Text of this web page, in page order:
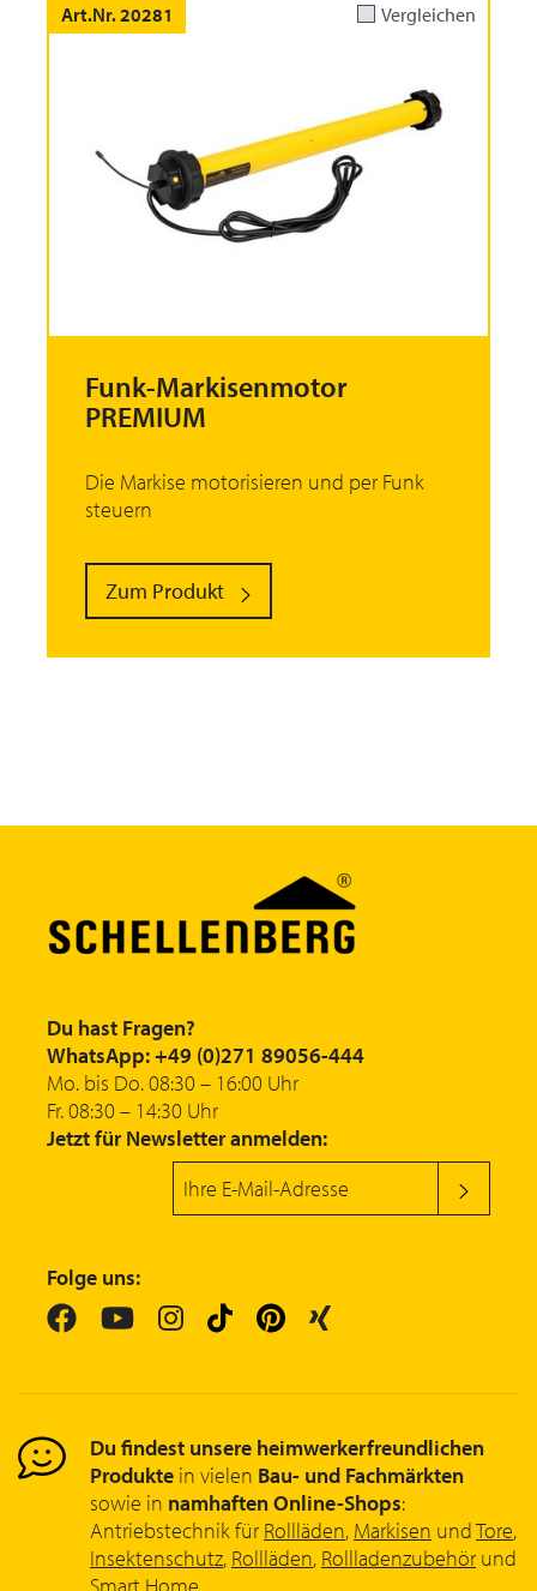
Art.Nr. 20281 Vergleichen
Funk-Markisenmotor
PREMIUM
Die Markise motorisieren und per Funk
steuern
Zum Produkt
Du hast Fragen?
WhatsApp: +49 (0)271 89056-444
Mo. bis Do. 08:30 – 16:00 Uhr
Fr. 08:30 – 14:30 Uhr
Jetzt für Newsletter anmelden:
Folge uns:
Du findest unsere heimwerkerfreundlichen
Produkte in vielen Bau- und Fachmärkten
sowie in namhaften Online-Shops:
Antriebstechnik für Rollläden, Markisen undTore,
Insektenschutz, Rollläden, Rollladenzubehör und
Smart Home